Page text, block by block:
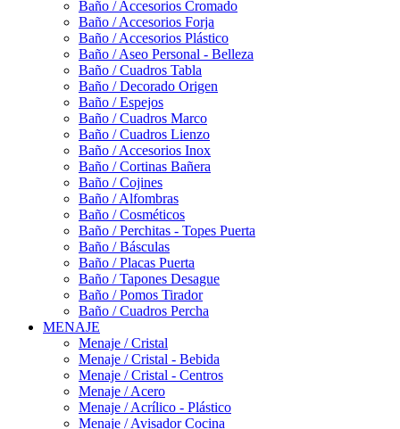
Baño / Accesorios Cromado
Baño / Accesorios Forja
Baño / Accesorios Plástico
Baño / Aseo Personal - Belleza
Baño / Cuadros Tabla
Baño / Decorado Origen
Baño / Espejos
Baño / Cuadros Marco
Baño / Cuadros Lienzo
Baño / Accesorios Inox
Baño / Cortinas Bañera
Baño / Cojines
Baño / Alfombras
Baño / Cosméticos
Baño / Perchitas - Topes Puerta
Baño / Básculas
Baño / Placas Puerta
Baño / Tapones Desague
Baño / Pomos Tirador
Baño / Cuadros Percha
MENAJE
Menaje / Cristal
Menaje / Cristal - Bebida
Menaje / Cristal - Centros
Menaje / Acero
Menaje / Acrílico - Plástico
Menaje / Avisador Cocina